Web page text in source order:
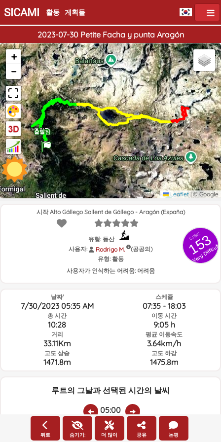
SICAMI 활동 게획들
2023-07-30 Petite Facha y punta Aragón
출발점
도착점
+
−
Leaflet |© Google
GRSIC
153
Very Difficult
시작 Alto Gállego Sallent de Gállego - Aragón (España)
유형: 등산
사용자:
Rodrigo M.
(공공의)
유형: 활동
사용자가 인식하는 어려움: 어려움
날짜'
7/30/2023 05:35 AM
총 시간
10:28
거리
33.11Km
고도 상승
1471.8m
스케쥴
07:35 - 18:03
이동 시간
9:05 h
평균 이동속도
3.64km/h
고도 하강
1475.8m
루트의 그날과 선택된 시간의 날씨
05:00
온도 비 평균 습도: 풍속: 풍향:
뒤로 숨기기: 더 많이 공유 논평